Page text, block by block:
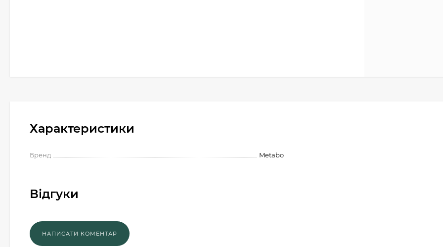
Характеристики
Бренд Metabo
Відгуки